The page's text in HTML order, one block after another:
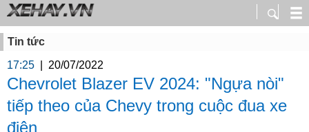
Tin tức
17:25
20/07/2022
Chevrolet Blazer EV 2024: "Ngựa nòi"
tiếp theo của Chevy trong cuộc đua xe
điện